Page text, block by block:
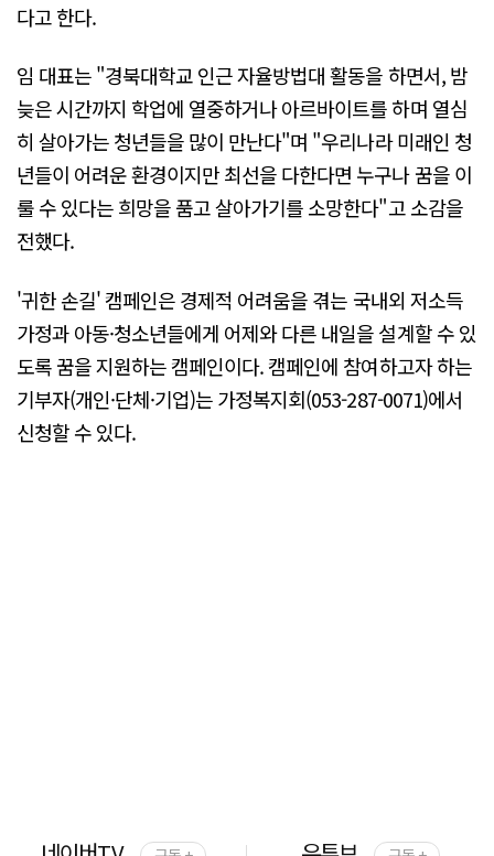
다고 한다.
임 대표는 "경북대학교 인근 자율방법대 활동을 하면서, 밤
늦은 시간까지 학업에 열중하거나 아르바이트를 하며 열심
히 살아가는 청년들을 많이 만난다"며 "우리나라 미래인 청
년들이 어려운 환경이지만 최선을 다한다면 누구나 꿈을 이
룰 수 있다는 희망을 품고 살아가기를 소망한다"고 소감을
전했다.
'귀한 손길' 캠페인은 경제적 어려움을 겪는 국내외 저소득
가정과 아동·청소년들에게 어제와 다른 내일을 설계할 수 있
도록 꿈을 지원하는 캠페인이다. 캠페인에 참여하고자 하는
기부자(개인·단체·기업)는 가정복지회(053-287-0071)에서
신청할 수 있다.